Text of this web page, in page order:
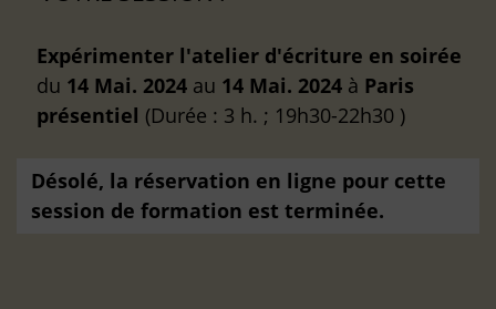
Expérimenter l'atelier d'écriture en soirée
du 14 Mai. 2024 au 14 Mai. 2024 à Paris
présentiel (Durée : 3 h. ; 19h30-22h30 )
Désolé, la réservation en ligne pour cette
session de formation est terminée.